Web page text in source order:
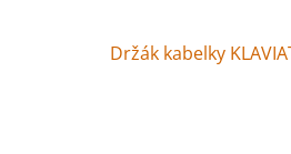
Držák kabelky